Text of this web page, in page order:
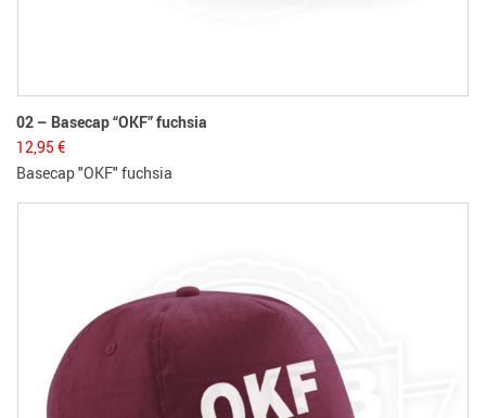
02 – Basecap “OKF” fuchsia
12,95 €
Basecap "OKF" fuchsia